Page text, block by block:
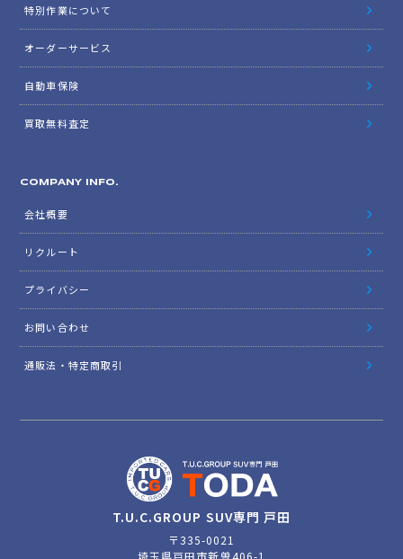
特別作業について
オーダーサービス
自動車保険
買取無料査定
COMPANY INFO.
会社概要
リクルート
プライバシー
お問い合わせ
通販法・特定商取引
T.U.C.GROUP SUV専門 戸田
〒335-0021